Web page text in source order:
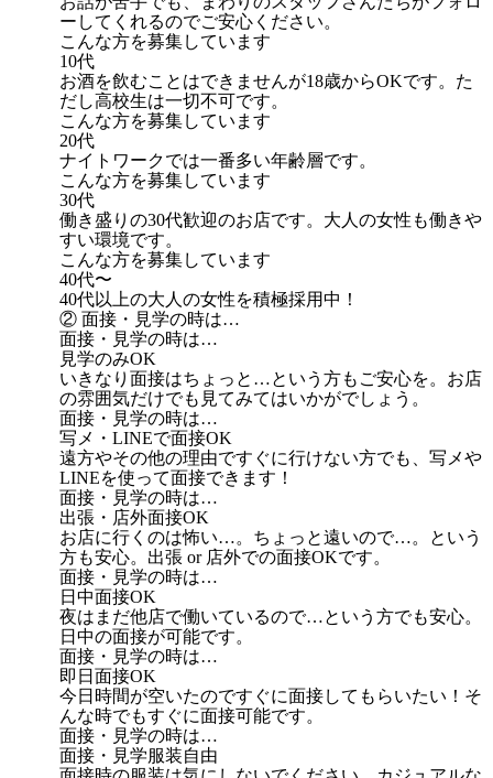
ーしてくれるのでご安心ください。
こんな方を募集しています
10代
お酒を飲むことはできませんが18歳からOKです。た
だし高校生は一切不可です。
こんな方を募集しています
20代
ナイトワークでは一番多い年齢層です。
こんな方を募集しています
30代
働き盛りの30代歓迎のお店です。大人の女性も働きや
すい環境です。
こんな方を募集しています
40代〜
40代以上の大人の女性を積極採用中！
② 面接・見学の時は…
面接・見学の時は…
見学のみOK
いきなり面接はちょっと…という方もご安心を。お店
の雰囲気だけでも見てみてはいかがでしょう。
面接・見学の時は…
写メ・LINEで面接OK
遠方やその他の理由ですぐに行けない方でも、写メや
LINEを使って面接できます！
面接・見学の時は…
出張・店外面接OK
お店に行くのは怖い…。ちょっと遠いので…。という
方も安心。出張 or 店外での面接OKです。
面接・見学の時は…
日中面接OK
夜はまだ他店で働いているので…という方でも安心。
日中の面接が可能です。
面接・見学の時は…
即日面接OK
今日時間が空いたのですぐに面接してもらいたい！そ
んな時でもすぐに面接可能です。
面接・見学の時は…
面接・見学服装自由